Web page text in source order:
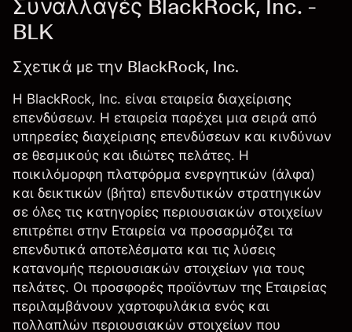
Συναλλαγές BlackRock, Inc. -
BLK
Σχετικά με την BlackRock, Inc.
Η BlackRock, Inc. είναι εταιρεία διαχείρισης
επενδύσεων. Η εταιρεία παρέχει μια σειρά από
υπηρεσίες διαχείρισης επενδύσεων και κινδύνων
σε θεσμικούς και ιδιώτες πελάτες. Η
ποικιλόμορφη πλατφόρμα ενεργητικών (άλφα)
και δεικτικών (βήτα) επενδυτικών στρατηγικών
σε όλες τις κατηγορίες περιουσιακών στοιχείων
επιτρέπει στην Εταιρεία να προσαρμόζει τα
επενδυτικά αποτελέσματα και τις λύσεις
κατανομής περιουσιακών στοιχείων για τους
πελάτες. Οι προσφορές προϊόντων της Εταιρείας
περιλαμβάνουν χαρτοφυλάκια ενός και
πολλαπλών περιουσιακών στοιχείων που